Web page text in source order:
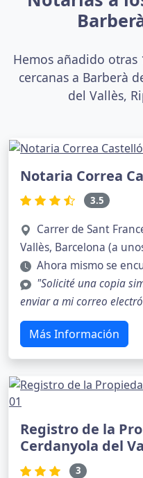
Hemos añadido otras
cercanas a Barberà
del Vallès,
Notaria Correa
3.5
Carrer de Sant
Vallès, Barcelona (a
Ahora mismo se
"Solicité una copia
enviar a mi correo
Más Información
Registro de la
Cerdanyola del
3